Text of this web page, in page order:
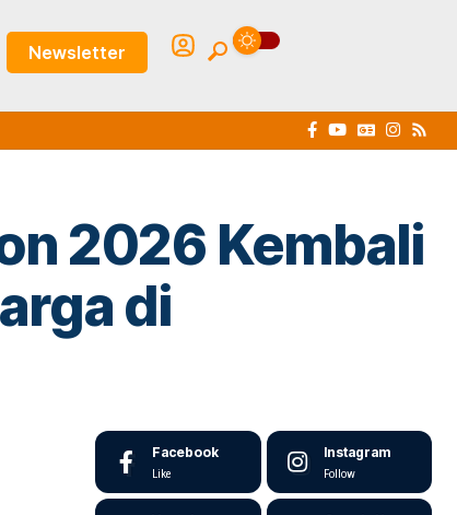
Newsletter
2026 Kembali
di
Facebook
Like
Instagram
Follow